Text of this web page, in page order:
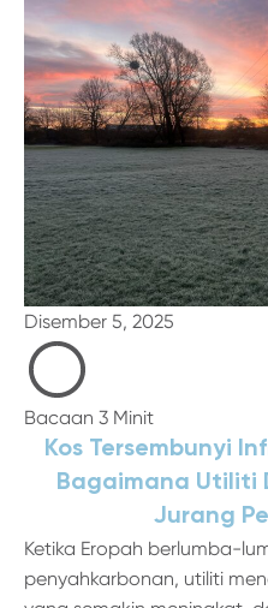
Disember 5, 2025
Bacaan 3 Minit
Kos Tersembunyi
Bagaimana Utiliti
Jurang
Ketika Eropah berlumba-
penyahkarbonan, utiliti